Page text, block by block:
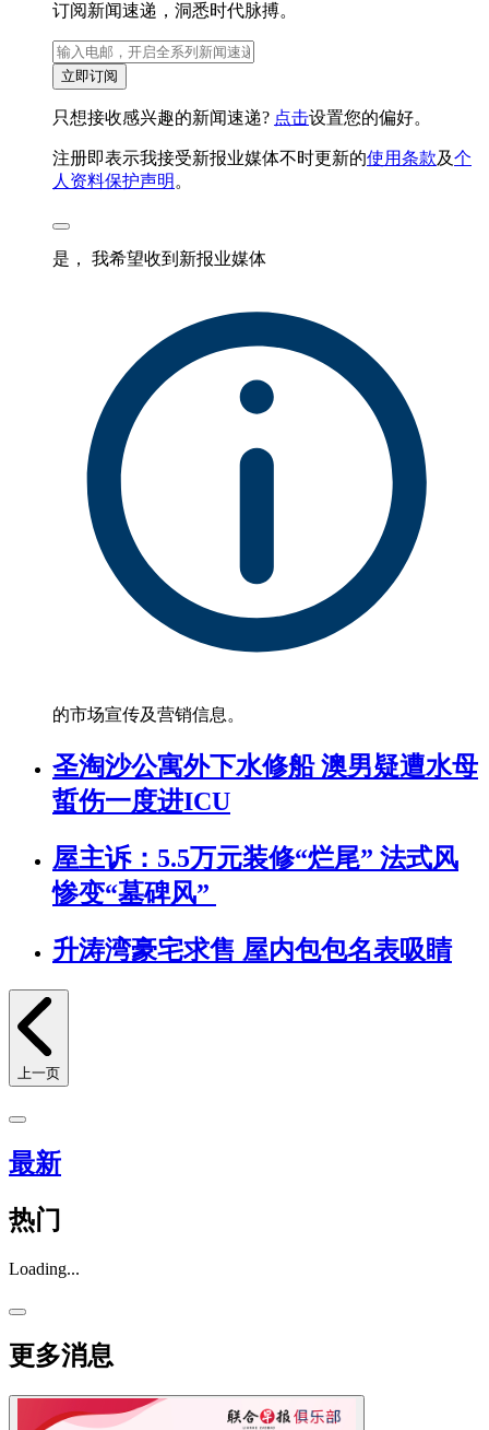
订阅新闻速递，洞悉时代脉搏。
立即订阅
只想接收感兴趣的新闻速递? 点击设置您的偏好。
注册即表示我接受新报业媒体不时更新的使用条款及个
人资料保护声明 。
是， 我希望收到新报业媒体
的市场宣传及营销信息。
圣淘沙公寓外下水修船 澳男疑遭水母
蜇伤一度进ICU
屋主诉：5.5万元装修“烂尾” 法式风
惨变“墓碑风”
升涛湾豪宅求售 屋内包包名表吸睛
上一页
最新
热门
Loading...
更多消息